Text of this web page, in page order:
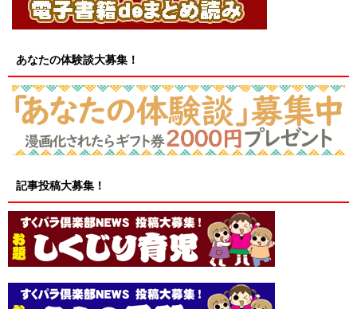
あなたの体験談大募集！
記事投稿大募集！